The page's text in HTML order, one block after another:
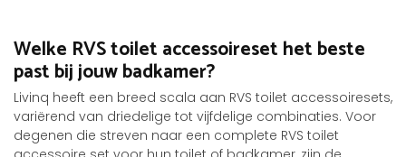
Welke RVS toilet accessoireset het beste
past bij jouw badkamer?
Livinq heeft een breed scala aan RVS toilet accessoiresets,
variërend van driedelige tot vijfdelige combinaties. Voor
degenen die streven naar een complete RVS toilet